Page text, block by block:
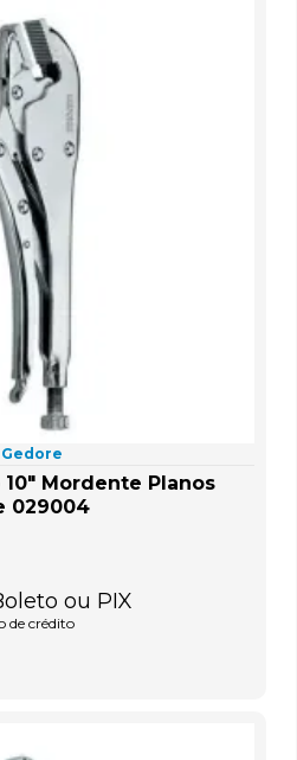
Gedore
Mordente Planos
029004
ou PIX
de crédito